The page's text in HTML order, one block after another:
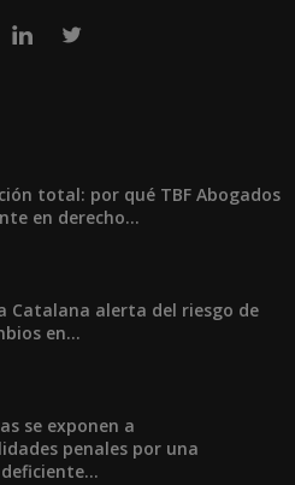
total: por qué TBF Abogados
en derecho...
Catalana alerta del riesgo de
en...
se exponen a
penales por una